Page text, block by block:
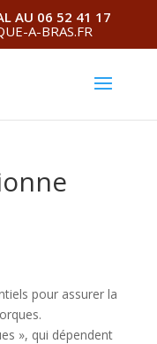
AU 06 52 41 17
A-BRAS.FR
pour assurer la
», qui dépendent